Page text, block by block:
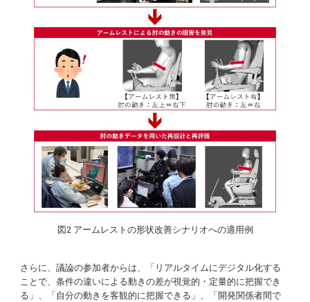
図2 アームレストの形状改善シナリオへの適用例
さらに、議論の参加者からは、「リアルタイムにデジタル化する
ことで、条件の違いによる動きの差が視覚的・定量的に把握でき
る」、「自分の動きを客観的に把握できる」、「開発関係者間で